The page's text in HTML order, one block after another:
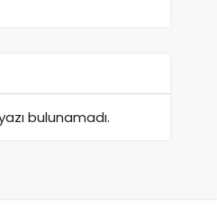
bulunamadı.